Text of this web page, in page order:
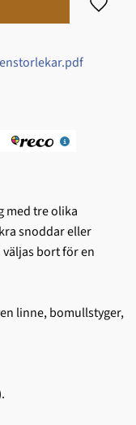
Lägg
med tre olika
snoddar eller
bort för en
linne, bomullstyger,
.